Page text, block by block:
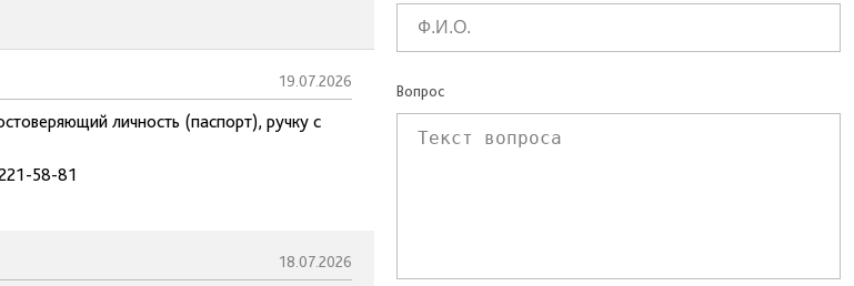
19.07.2026
личность (паспорт), ручку с
58-81
18.07.2026
Вопрос